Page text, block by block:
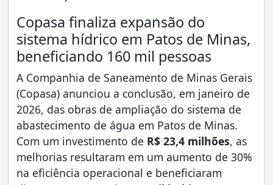
Copasa finaliza expansão do
sistema hídrico em Patos de Minas,
beneficiando 160 mil pessoas
A Companhia de Saneamento de Minas Gerais
(Copasa) anunciou a conclusão, em janeiro de
2026, das obras de ampliação do sistema de
abastecimento de água em Patos de Minas.
Com um investimento de R$ 23,4 milhões, as
melhorias resultaram em um aumento de 30%
na eficiência operacional e beneficiaram